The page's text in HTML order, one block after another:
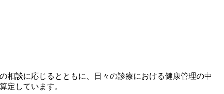
相談に応じるとともに、日々の診療における健康管理の中
定しています。